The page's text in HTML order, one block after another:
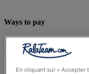
Ways to pay
En cliquant sur « Accepter